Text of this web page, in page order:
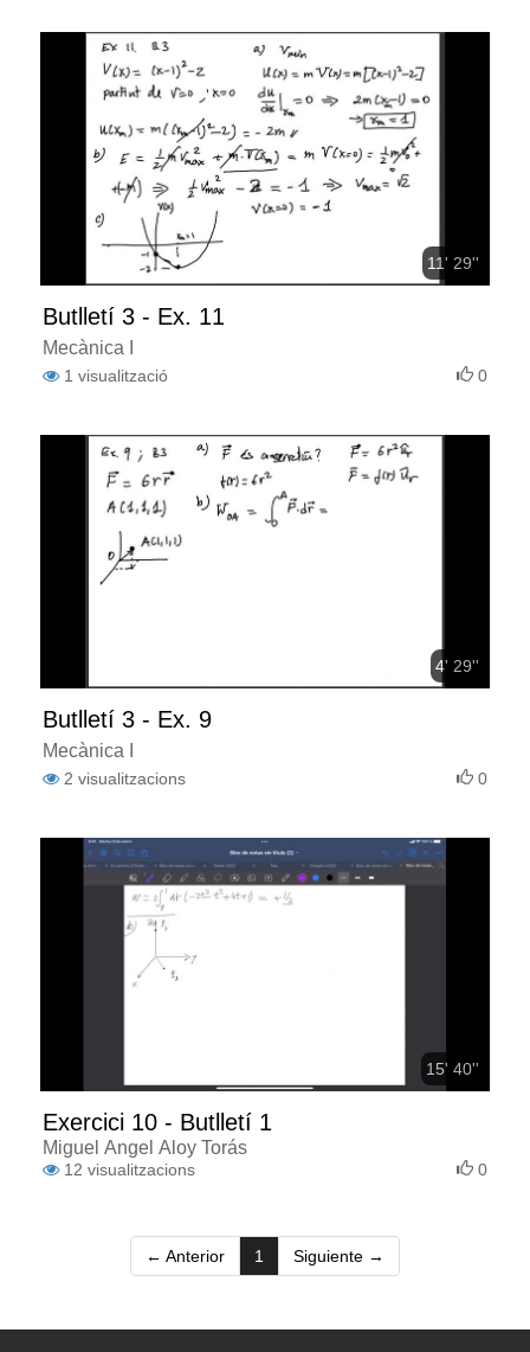
11' 29''
Butlletí 3 - Ex. 11
Mecànica I
1 visualització 0
4' 29''
Butlletí 3 - Ex. 9
Mecànica I
2 visualitzacions 0
15' 40''
Exercici 10 - Butlletí 1
Miguel Ángel Aloy Torás
12 visualitzacions 0
← Anterior 1 (current)
Siguiente →